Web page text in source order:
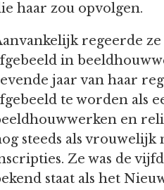
haar zou opvolgen.
regeerde ze
in
jaar van haar
te worden als
en
steeds als vrouwelijk
Ze was de
staat als het